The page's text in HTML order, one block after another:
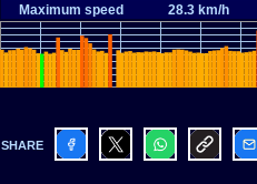
Maximum speed
28.3 km/h
SHARE